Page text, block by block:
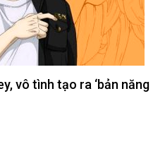
vô tình tạo ra ‘bản năng